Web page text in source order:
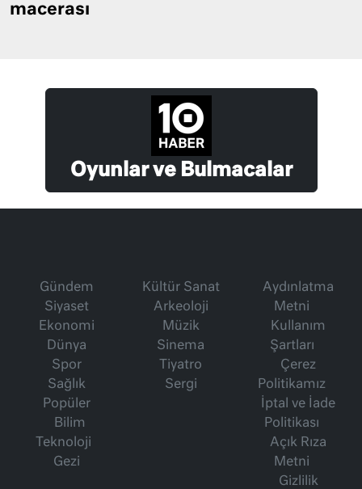
macerası
Oyunlar ve Bulmacalar
Gündem
Siyaset
Ekonomi
Dünya
Spor
Sağlık
Popüler
Bilim
Teknoloji
Gezi
Kültür Sanat
Arkeoloji
Müzik
Sinema
Tiyatro
Sergi
Aydınlatma
Metni
Kullanım
Şartları
Çerez
Politikamız
İptal ve İade
Politikası
Açık Rıza
Metni
Gizlilik